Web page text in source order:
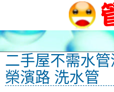
二手屋不需水
榮濱路 洗水管